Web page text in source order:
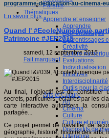
Parents
Thématiques
Apprendre et enseigner
Apprendre
Apprentissages
Apprentissages
Créativité
Culture
Evaluations
Individualisation
Initiatives
Interdisciplinarité
Outils pour la
Arts et Culture
Art
Cinéma
Culture
Culture et
Dispositifs de
Littérature
programme-deducation-au-cinema-
En savoir plus...
Quand l' #EcoleNumerique
Patrimoine #JEP2015
samedi, 12 septembre 2015
Fait marquant
Au final, l’objectif est de constituer
secrets, particuliers, éclairés par les
carte interactive autorisera la
partagée...
Ce projet permet de travailler de
géographie, histoire, histoire des arts,